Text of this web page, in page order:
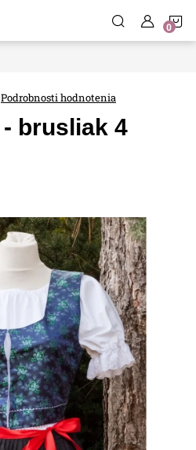
Podrobnosti hodnotenia
brusliak 4